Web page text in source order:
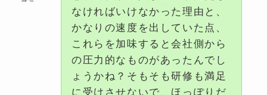
なければいけなかった理由と、
かなりの速度を出していた点、
これらを加味すると会社側から
の圧力的なものがあったんでし
ょうかね？そもそも研修も満足
に受けさせないで、ほっぽりだ